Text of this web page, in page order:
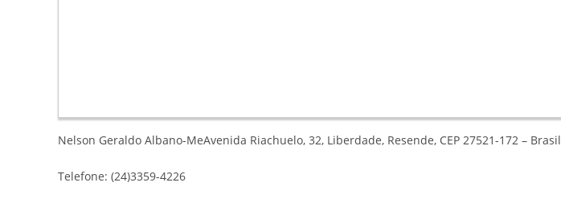
Nelson Geraldo Albano-MeAvenida Riachuelo, 32, Liberdade, Resende, CEP 27521-172 – Brasil
Telefone: (24)3359-4226